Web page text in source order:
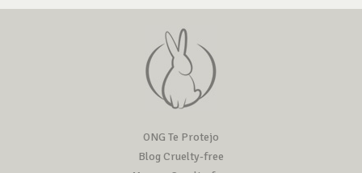
ONG Te Protejo
Blog Cruelty-free